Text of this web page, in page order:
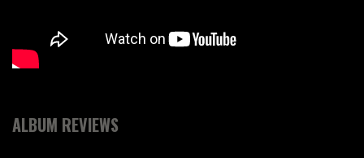
ALBUM REVIEWS